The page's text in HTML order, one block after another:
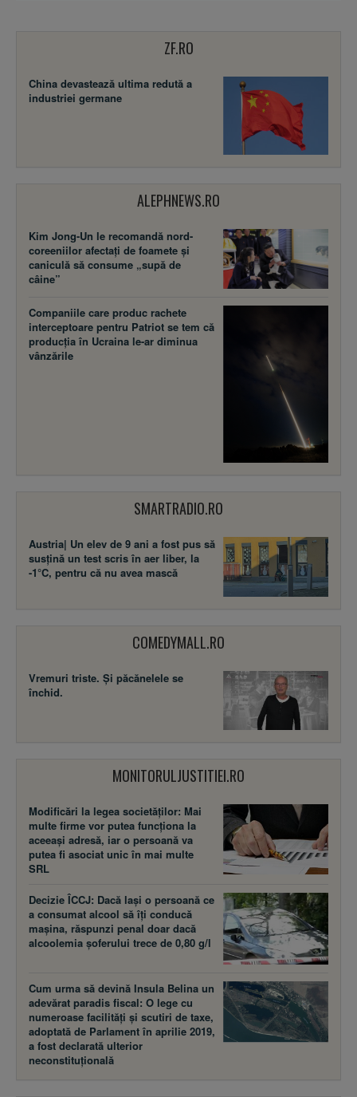
ZF.RO
China devastează ultima redută a
industriei germane
ALEPHNEWS.RO
Kim Jong-Un le recomandă nord-
coreeniilor afectați de foamete și
caniculă să consume „supă de
câine”
Companiile care produc rachete
interceptoare pentru Patriot se tem că
producția în Ucraina le-ar diminua
vânzările
SMARTRADIO.RO
Austria| Un elev de 9 ani a fost pus să
susţină un test scris în aer liber, la
-1°C, pentru că nu avea mască
COMEDYMALL.RO
Vremuri triste. Şi păcănelele se
închid.
MONITORULJUSTITIEI.RO
Modificări la legea societăţilor: Mai
multe firme vor putea funcţiona la
aceeaşi adresă, iar o persoană va
putea fi asociat unic în mai multe
SRL
Decizie ÎCCJ: Dacă laşi o persoană ce
a consumat alcool să îţi conducă
maşina, răspunzi penal doar dacă
alcoolemia şoferului trece de 0,80 g/l
Cum urma să devină Insula Belina un
adevărat paradis fiscal: O lege cu
numeroase facilităţi şi scutiri de taxe,
adoptată de Parlament în aprilie 2019,
a fost declarată ulterior
neconstituţională